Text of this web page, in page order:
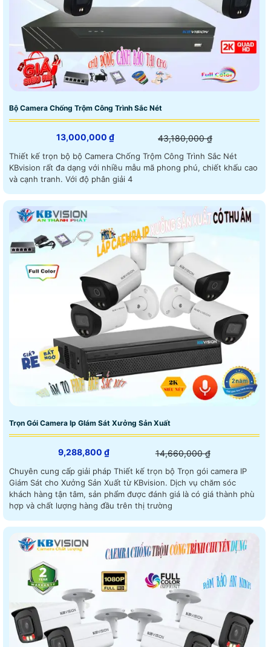
Bộ Camera Chống Trộm Công Trình Sắc Nét
13,000,000 ₫ 43,180,000 ₫
Thiết kế trọn bộ bộ Camera Chống Trộm Công Trình Sắc Nét
KBvision rất đa dạng với nhiều mẫu mã phong phú, chiết khấu cao
và cạnh tranh. Với độ phân giải 4
Trọn Gói Camera Ip GIám Sát Xưởng Sản Xuất
9,288,800 ₫ 14,660,000 ₫
Chuyên cung cấp giải pháp Thiết kế trọn bộ Trọn gói camera IP
Giám Sát cho Xưởng Sản Xuất từ KBvision. Dịch vụ chăm sóc
khách hàng tận tâm, sản phẩm được đánh giá là có giá thành phù
hợp và chất lượng hàng đầu trên thị trường